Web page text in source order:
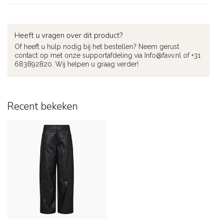
Heeft u vragen over dit product?
Of heeft u hulp nodig bij het bestellen? Neem gerust
contact op met onze supportafdeling via Info@favv.nl
of +31
683892820. Wij helpen u graag verder!
Recent bekeken